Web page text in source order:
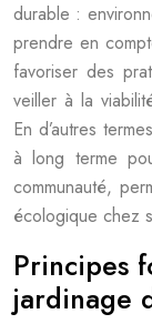
durable :
prendre en
favoriser des
veiller à la
En d’autres
à long terme
communauté,
écologique chez
Principes
jardinage